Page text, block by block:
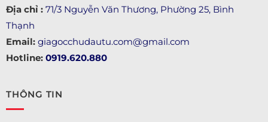
Địa chỉ : 71/3 Nguyễn Văn Thương, Phường 25, Bình
Thạnh
Email: giagocchudautu.com@gmail.com
Hotline: 0919.620.880
THÔNG TIN